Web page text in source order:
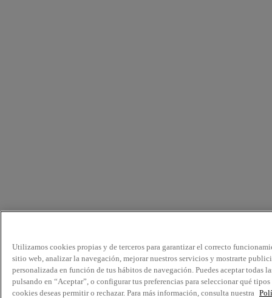
Utilizamos cookies propias y de terceros para garantizar el correcto
sitio web, analizar la navegación, mejorar nuestros servicios y mostrarte
personalizada en función de tus hábitos de navegación. Puedes aceptar todas
pulsando en “Aceptar”, o configurar tus preferencias para seleccionar qué tipos
cookies deseas permitir o rechazar. Para más información, consulta nuestra